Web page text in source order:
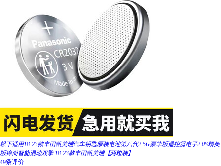
松下适用18-23款丰田凯美瑞汽车钥匙原装电池第八代2.5G豪华版遥控器电子2.0S精英
版锋尚智能混动双擎 18-23款丰田凯美瑞【两粒装】
49条评价